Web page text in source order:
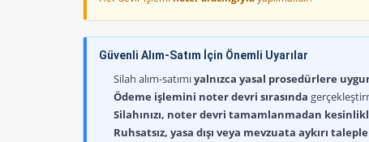
Güvenli Alım-Satım İçin Önemli Uyarılar
Silah alım-satımıyalnızca yasal prosedürlere
Ödeme işlemini noter devri sırasında
Silahınızı, noter devri tamamlanmadan
Ruhsatsız, yasa dışı veya mevzuata aykırı